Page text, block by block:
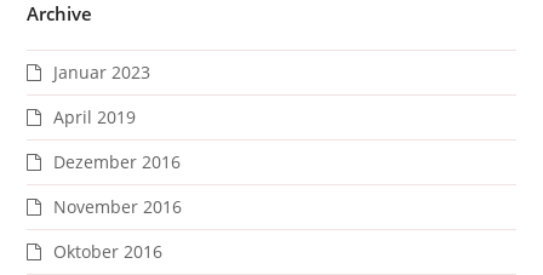
Archive
Januar 2023
April 2019
Dezember 2016
November 2016
Oktober 2016